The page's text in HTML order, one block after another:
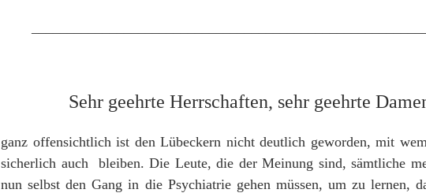
Sehr geehrte Herrschaften, sehr geehrte
ganz offensichtlich ist den Lübeckern nicht deutlich geworden, mit
sicherlich auch bleiben. Die Leute, die der Meinung sind, sämtliche
nun selbst den Gang in die Psychiatrie gehen müssen, um zu lernen,